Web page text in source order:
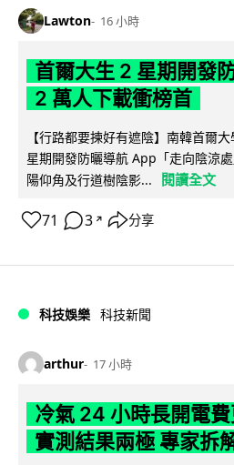
Lawton 16 小時
首爾大生 2 星期開發
2 萬人下載衝榜首
【行路都要揀好有遮陰】南韓首爾
星期開發防曬導航 App「走向陰涼
陽仰角及行道樹陰影...
閱讀全文
71 3 ↗ 分享
科技娛樂 科技新聞
arthur 17 小時
冷氣 24 小時長開電
實測結果兩極 專家拆